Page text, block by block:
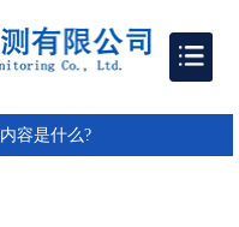
容是什么?